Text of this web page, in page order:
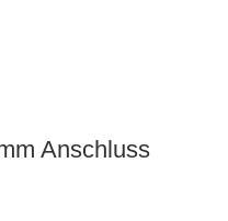
Anschluss